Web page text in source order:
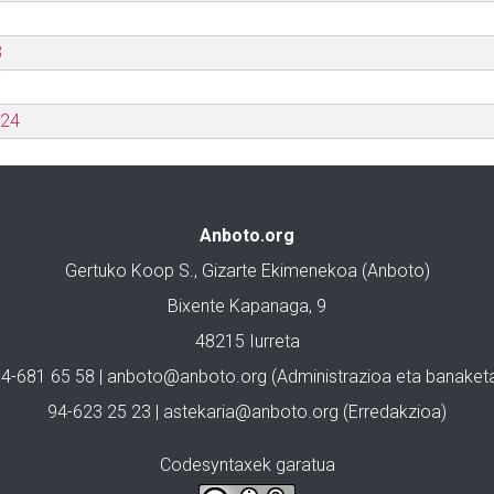
Anboto.org
Gertuko Koop S., Gizarte Ekimenekoa (Anboto)
Bixente Kapanaga, 9
48215 Iurreta
681 65 58 | anboto@anboto.org (Administrazioa eta
94-623 25 23 | astekaria@anboto.org (Erredakzioa)
Codesyntaxek garatua